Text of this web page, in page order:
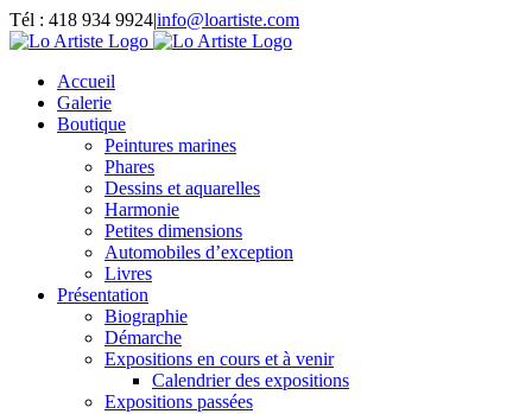
Passer
au
Tél : 418 934 9924|info@loartiste.com
Facebook
Instagram
Email
Pinterest
YouTube
Accueil
Galerie
Boutique
Peintures marines
Phares
Dessins et aquarelles
Harmonie
Petites dimensions
Automobiles d’exception
Livres
Présentation
Biographie
Démarche
Expositions en cours et à venir
Calendrier des expositions
Expositions passées